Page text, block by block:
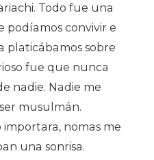
Todo fue una
podíamos convivir e
platicábamos sobre
fue que nunca
nadie. Nadie me
musulmán.
importara, nomas me
una sonrisa.